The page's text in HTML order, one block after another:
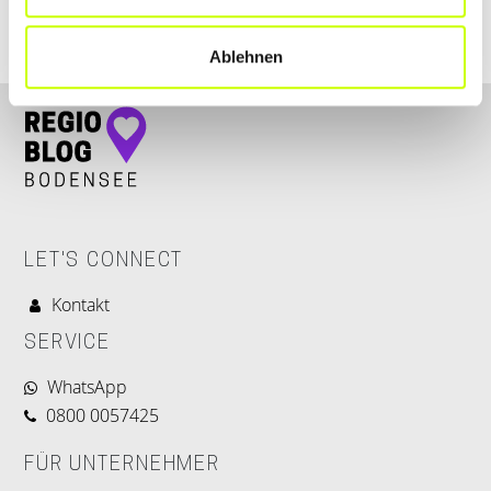
Ablehnen
LET'S CONNECT
Kontakt
SERVICE
WhatsApp
0800 0057425
FÜR UNTERNEHMER